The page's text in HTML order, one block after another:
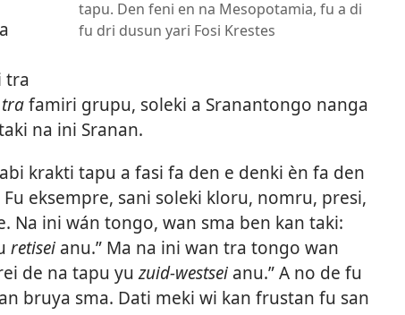
tapu. Den feni en na Mesopotamia, fu a di
fu dri dusun yari Fosi Krestes
tra
trafamiri grupu, soleki a Sranantongo nanga
na ini Sranan.
krakti tapu a fasi fa den e denki èn fa den
eksempre, sani soleki kloru, nomru, presi,
Na ini wán tongo, wan sma ben kan taki:
retisei anu.” Ma na ini wan tra tongo wan
de na tapu yuzuid-westsei anu.” A no de fu
bruya sma. Dati meki wi kan frustan fu san